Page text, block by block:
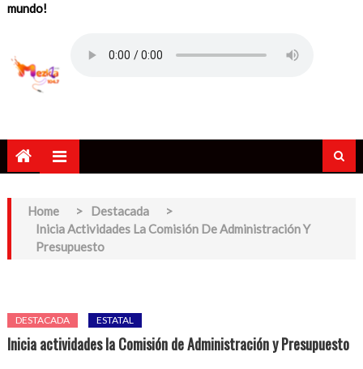
mundo!
Home > Destacada
>
Inicia Actividades La Comisión De Administración Y
Presupuesto
DESTACADA ESTATAL
Inicia actividades la Comisión de Administración y Presupuesto